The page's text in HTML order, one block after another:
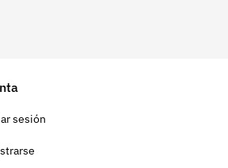
sesión